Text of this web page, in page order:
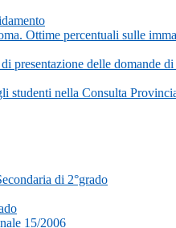
Ottime percentuali sulle
presentazione delle domande
studenti nella Consulta
di 2°grado
15/2006